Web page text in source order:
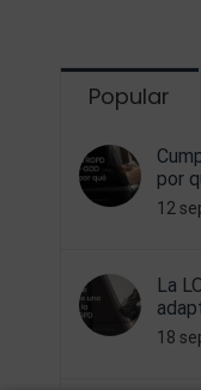
Popular
por
12
La
18